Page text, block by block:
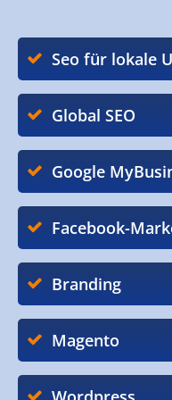
Seo für lokale
Global SEO
Google
Facebook-
Branding
Magento